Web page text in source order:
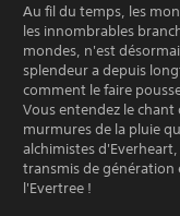
Au fil du temps, les
les innombrables
mondes, n'est
splendeur a depuis
comment le faire
Vous entendez le chant
murmures de la pluie
alchimistes
transmis de génération
l'Evertree !